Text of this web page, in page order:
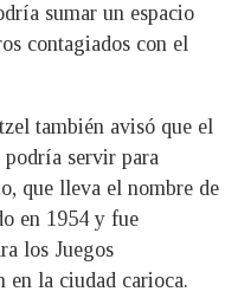
sumar un espacio
contagiados con el
también avisó que el
podría servir para
que lleva el nombre de
en 1954 y fue
los Juegos
en la ciudad carioca.